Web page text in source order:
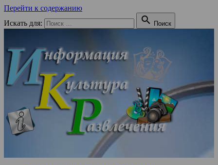
Перейти к содержанию
Искать для:
 Поиск